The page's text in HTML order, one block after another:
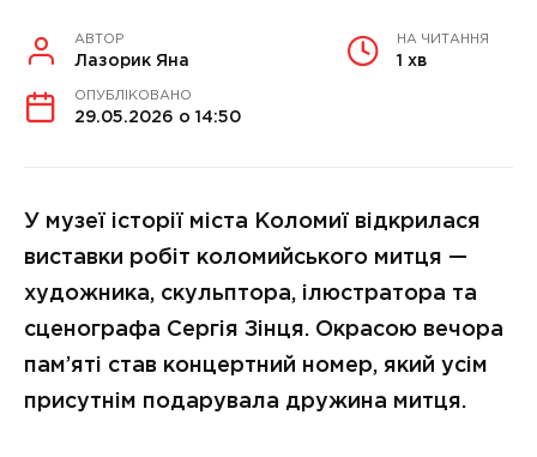
АВТОР
Лазорик Яна
НА ЧИТАННЯ
1 хв
ОПУБЛІКОВАНО
29.05.2026 о 14:50
У музеї історії міста Коломиї відкрилася
виставки робіт коломийського митця —
художника, скульптора, ілюстратора та
сценографа Сергія Зінця. Окрасою вечора
пам’яті став концертний номер, який усім
присутнім подарувала дружина митця.